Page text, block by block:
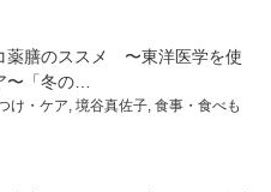
薬膳のススメ 〜東洋医学を使
〜「冬の…
け・ケア 境谷真佐子 食事・食べも